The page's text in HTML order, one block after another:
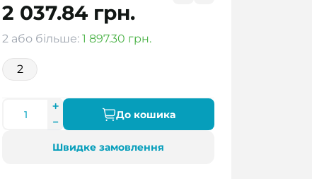
2 037.84 грн.
2 або більше: 1 897.30 грн.
2
До кошика
Швидке замовлення